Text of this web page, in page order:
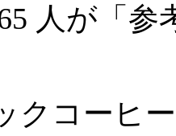
人が「参
クコーヒ